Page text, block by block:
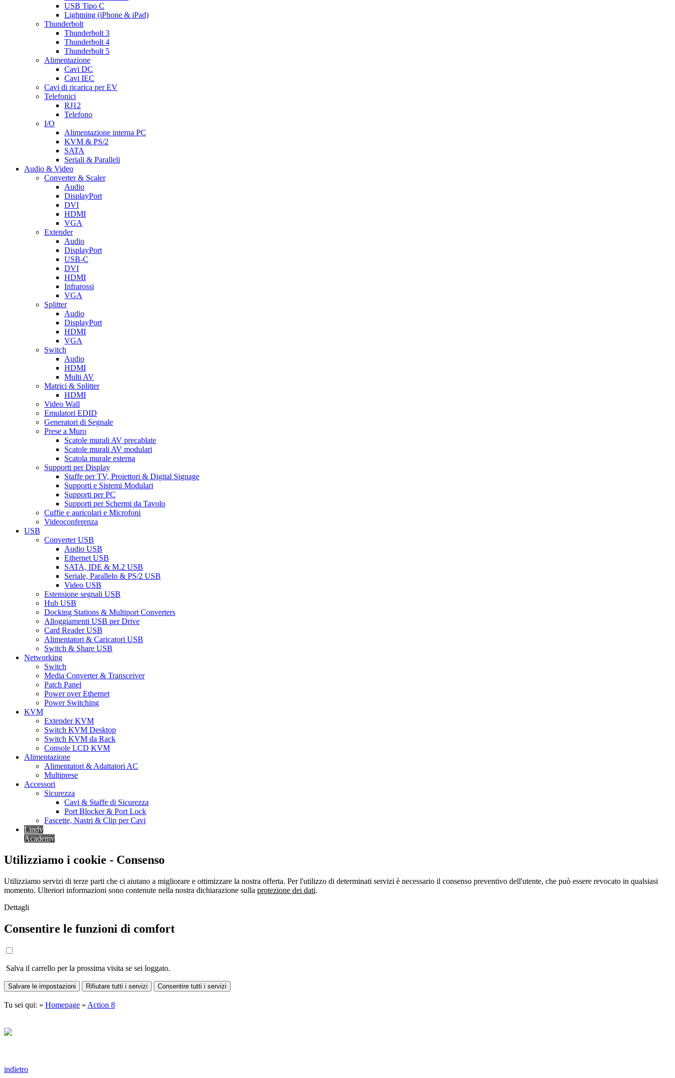
USB Tipo C
Lightning (iPhone & iPad)
Thunderbolt
Thunderbolt 3
Thunderbolt 4
Thunderbolt 5
Alimentazione
Cavi DC
Cavi IEC
Cavi di ricarica per EV
Telefonici
RJ12
Telefono
I/O
Alimentazione interna PC
KVM & PS/2
SATA
Seriali & Paralleli
Audio & Video
Converter & Scaler
Audio
DisplayPort
DVI
HDMI
VGA
Extender
Audio
DisplayPort
USB-C
DVI
HDMI
Infrarossi
VGA
Splitter
Audio
DisplayPort
HDMI
VGA
Switch
Audio
HDMI
Multi AV
Matrici & Splitter
HDMI
Video Wall
Emulatori EDID
Generatori di Segnale
Prese a Muro
Scatole murali AV precablate
Scatole murali AV modulari
Scatola murale esterna
Supporti per Display
Staffe per TV, Proiettori & Digital Signage
Supporti e Sistemi Modulari
Supporti per PC
Supporti per Schermi da Tavolo
Cuffie e auricolari e Microfoni
Videoconferenza
USB
Converter USB
Audio USB
Ethernet USB
SATA, IDE & M.2 USB
Seriale, Parallelo & PS/2 USB
Video USB
Estensione segnali USB
Hub USB
Docking Stations & Multiport Converters
Alloggiamenti USB per Drive
Card Reader USB
Alimentatori & Caricatori USB
Switch & Share USB
Networking
Switch
Media Converter & Transceiver
Patch Panel
Power over Ethernet
Power Switching
KVM
Extender KVM
Switch KVM Desktop
Switch KVM da Rack
Console LCD KVM
Alimentazione
Alimentatori & Adattatori AC
Multiprese
Accessori
Sicurezza
Cavi & Staffe di Sicurezza
Port Blocker & Port Lock
Fascette, Nastri & Clip per Cavi
Lindy
Academy
Utilizziamo i cookie - Consenso
Utilizziamo servizi di terze parti che ci aiutano a migliorare e ottimizzare la nostra offerta. Per l'utilizzo di determinati servizi è necessario il consenso preventivo dell'utente, che può essere revocato in qualsiasi
momento. Ulteriori informazioni sono contenute nella nostra dichiarazione sulla protezione dei dati.
Dettagli
Consentire le funzioni di comfort
Salva il carrello per la prossima visita se sei loggato.
Salvare le impostazioni Rifiutare tutti i servizi Consentire tutti i servizi
Tu sei qui: » Homepage » Action 8
indietro